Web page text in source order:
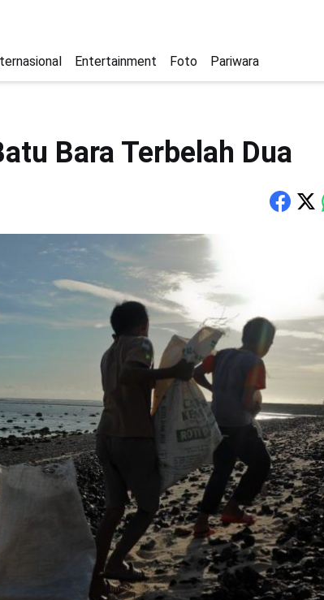
Entertainment Foto Pariwara
Bara Terbelah Dua